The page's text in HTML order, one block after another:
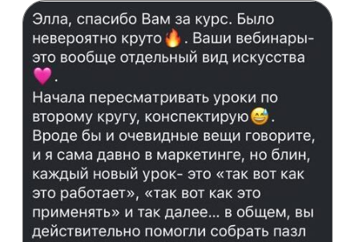
МАРКЕТИНГ
— ЭТО НЕ ПРО РЕКЛАМУ
ЭТО ПРО РОСТ